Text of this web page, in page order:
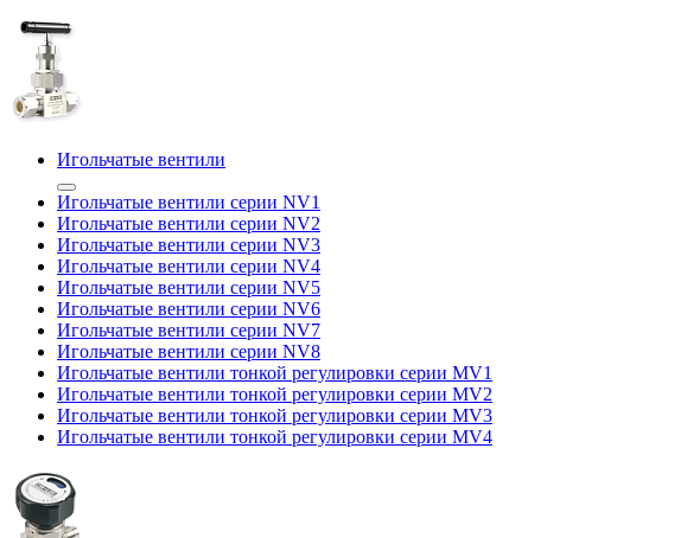
Игольчатые вентили
Игольчатые вентили серии NV1
Игольчатые вентили серии NV2
Игольчатые вентили серии NV3
Игольчатые вентили серии NV4
Игольчатые вентили серии NV5
Игольчатые вентили серии NV6
Игольчатые вентили серии NV7
Игольчатые вентили серии NV8
Игольчатые вентили тонкой регулировки серии MV1
Игольчатые вентили тонкой регулировки серии MV2
Игольчатые вентили тонкой регулировки серии MV3
Игольчатые вентили тонкой регулировки серии MV4